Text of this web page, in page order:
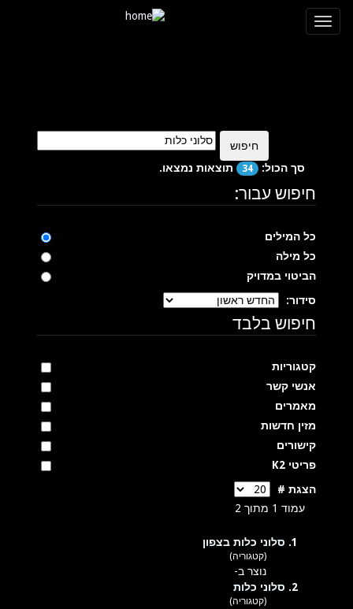
Toggle
navigation
TEST149_POS5
חיפוש
סך הכול:
34 תוצאות נמצאו.
חיפוש עבור:
כל המילים
כל מילה
הביטוי במדויק
סידור:
חיפוש בלבד
קטגוריות
אנשי קשר
מאמרים
מזין חדשות
קישורים
פריטי K2
הצגת #
עמוד 1 מתוך 2
1. סלוני כלות בצפון
(קטגוריה)
נוצר ב-
2.
סלוני כלות
(קטגוריה)